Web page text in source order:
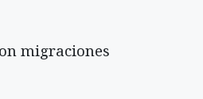
migraciones